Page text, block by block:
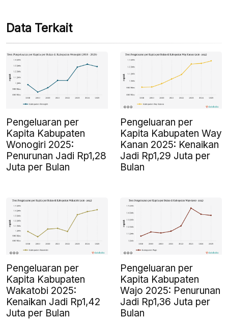
Data Terkait
Pengeluaran per
Kapita Kabupaten
Wonogiri 2025:
Penurunan Jadi Rp1,28
Juta per Bulan
Pengeluaran per
Kapita Kabupaten Way
Kanan 2025: Kenaikan
Jadi Rp1,29 Juta per
Bulan
Pengeluaran per
Kapita Kabupaten
Wakatobi 2025:
Kenaikan Jadi Rp1,42
Juta per Bulan
Pengeluaran per
Kapita Kabupaten
Wajo 2025: Penurunan
Jadi Rp1,36 Juta per
Bulan